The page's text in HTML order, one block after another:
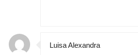
Luisa Alexandra